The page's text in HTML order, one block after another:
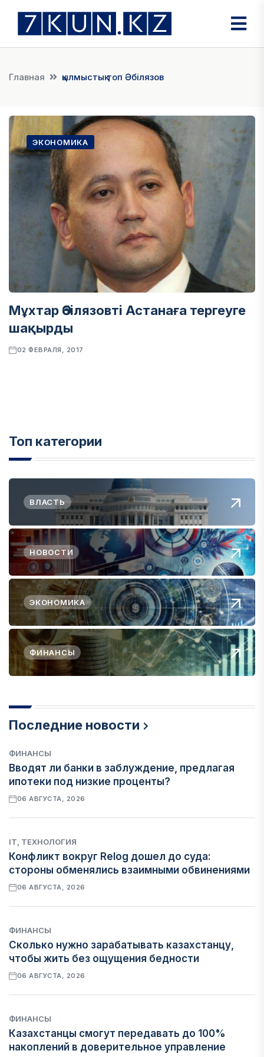
Главная қылмыстық топ Әбілязов
ЭКОНОМИКА
Мұхтар Әбілязовті Астанаға тергеуге
шақырды
02 ФЕВРАЛЯ, 2017
Топ категории
ВЛАСТЬ
НОВОСТИ
ЭКОНОМИКА
ФИНАНСЫ
Последние новости
ФИНАНСЫ
Вводят ли банки в заблуждение, предлагая
ипотеки под низкие проценты?
06 АВГУСТА, 2026
IT, ТЕХНОЛОГИЯ
Конфликт вокруг Relog дошел до суда:
стороны обменялись взаимными обвинениями
06 АВГУСТА, 2026
ФИНАНСЫ
Сколько нужно зарабатывать казахстанцу,
чтобы жить без ощущения бедности
06 АВГУСТА, 2026
ФИНАНСЫ
Казахстанцы смогут передавать до 100%
накоплений в доверительное управление